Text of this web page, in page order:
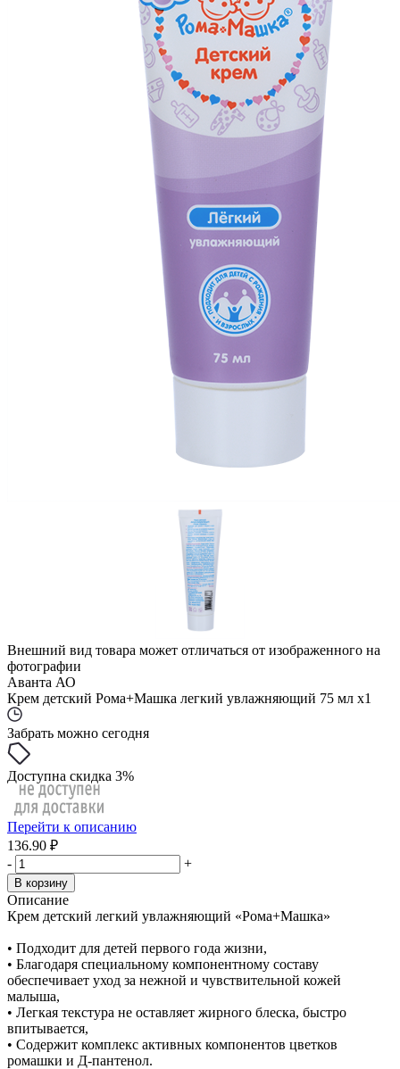
Внешний вид товара может отличаться от изображенного на
фотографии
Аванта АО
Крем детский Рома+Машка легкий увлажняющий 75 мл x1
Забрать можно сегодня
Доступна скидка 3%
Перейти к описанию
136.90 ₽
-
+
В корзину
Описание
Крем детский легкий увлажняющий «Рома+Машка»
• Подходит для детей первого года жизни,
• Благодаря специальному компонентному составу
обеспечивает уход за нежной и чувствительной кожей
малыша,
• Легкая текстура не оставляет жирного блеска, быстро
впитывается,
• Содержит комплекс активных компонентов цветков
ромашки и Д-пантенол.